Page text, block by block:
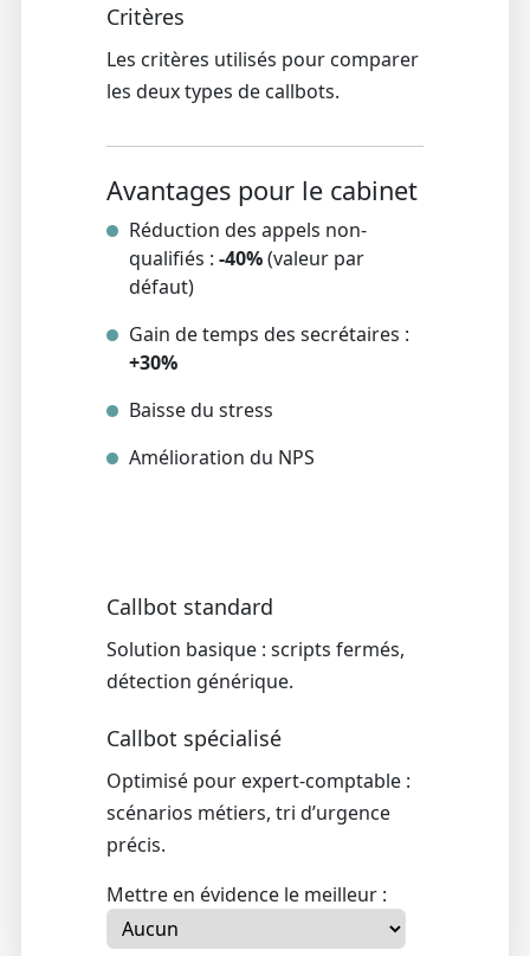
Critères
Les critères utilisés pour comparer
les deux types de callbots.
Avantages pour le cabinet
Réduction des appels non-
qualifiés :-40%(valeur par
défaut)
Gain de temps des secrétaires :
+30%
Baisse du stress
Amélioration du NPS
Callbot standard
Solution basique : scripts fermés,
détection générique.
Callbot spécialisé
Optimisé pour expert-comptable :
scénarios métiers, tri d’urgence
précis.
Mettre en évidence le meilleur :